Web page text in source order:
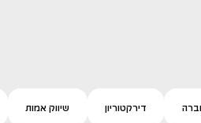
דירקטוריון שיווק אמות